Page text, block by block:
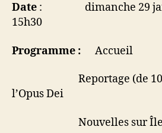
Date : dimanche 29
15h30
Programme : Accueil
Reportage (de 10’)
l’Opus Dei
Nouvelles sur Île-